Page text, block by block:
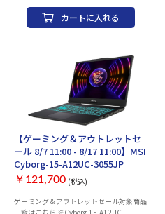
ックス：AMD Radeon RX 9070 XT VRAM
16GB ・メモリ：32GB (DDR5 16GB×2
デュアルチャネル)[🔧] ・ストレージ：
※【🔧】：項目はカスタマイズ可能です。
□カスタマイズ項目※本体と一緒に購入く
ださい。・OS：Windows 11 Pro 変更・メ
モリ：DDR5 32GB→64GB 変更・ストレ
ージ：SSD 1TB→2TB 変更詳細なスペッ
ク・仕様は ▽ 商品説明をご確認くださ
い。出荷前に動作確認とドライバーセット
着後すぐに最高のパフォーマンスを体験い
ただけます。※モニター、キーボード、マ
ウスは別売りとなります。※パソコン本体
はご注文・決済完了後に組み立ての為、決
済完了後のお客様都合でのキャンセルは承
ることができません。【ショップビルド
PCラインナップ一覧】はこちら【同時購
カートに入れる
【ゲーミング＆アウトレットセ
ール 8/7 11:00 - 8/17 11:00】MSI
Cyborg-15-A12UC-3055JP
￥121,700 (税込)
ゲーミング＆アウトレットセール対象商品